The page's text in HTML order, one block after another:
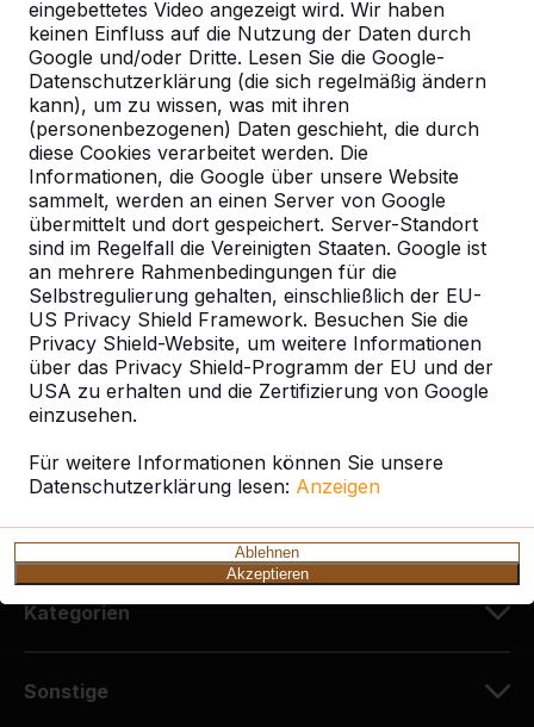
eingebettetes Video angezeigt wird. Wir haben
keinen Einfluss auf die Nutzung der Daten durch
Google und/oder Dritte. Lesen Sie die Google-
Datenschutzerklärung (die sich regelmäßig ändern
kann), um zu wissen, was mit ihren
(personenbezogenen) Daten geschieht, die durch
diese Cookies verarbeitet werden. Die
Informationen, die Google über unsere Website
sammelt, werden an einen Server von Google
übermittelt und dort gespeichert. Server-Standort
sind im Regelfall die Vereinigten Staaten. Google ist
an mehrere Rahmenbedingungen für die
Selbstregulierung gehalten, einschließlich der EU-
US Privacy Shield Framework. Besuchen Sie die
Privacy Shield-Website, um weitere Informationen
über das Privacy Shield-Programm der EU und der
USA zu erhalten und die Zertifizierung von Google
einzusehen.
Für weitere Informationen können Sie unsere
Datenschutzerklärung lesen: Anzeigen
Ablehnen
Akzeptieren
Kontakt
HeBlad Deutschland
Diekerstraße 97
42781 Haan
Deutschland
+49 212 934 77 25
info@HeBlad.de
Kundenservice
Kategorien
Sonstige